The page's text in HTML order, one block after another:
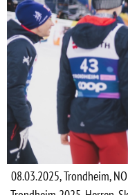
08.03.2025, Trondheim,